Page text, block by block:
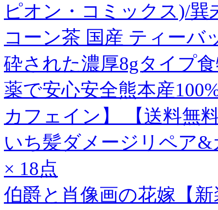
ピオン・コミックス)/巽
コーン茶 国産 ティーバ
砕された濃厚8gタイプ
薬で安心安全熊本産
カフェイン】 【送料無
いち髪ダメージリペア
× 18点
伯爵と肖像画の花嫁【